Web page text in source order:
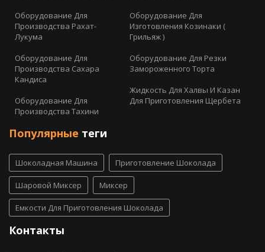
Оборудование Для
Производства Рахат-
Лукума
Оборудование Для
Производства Сахара
Кандиса
Оборудование Для
Производства Тахини
Оборудование Для
Изготовления Козинаки (
Грильяж )
Оборудование Для Резки
Замороженного Торта
Жидкость Для Халвы И Казан
Для Приготовления Щербета
Популярные теги
Шоколадная Машина Приготовление Шоколада
Шаровой Миксер Миксер
Емкости Для Приготовления Шоколада
Контакты